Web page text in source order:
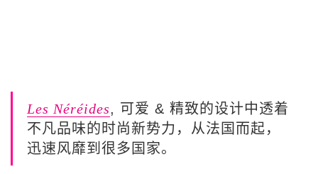
Les Néréides, 可爱 & 精致的设计中透着
不凡品味的时尚新势力，从法国而起，
迅速风靡到很多国家。